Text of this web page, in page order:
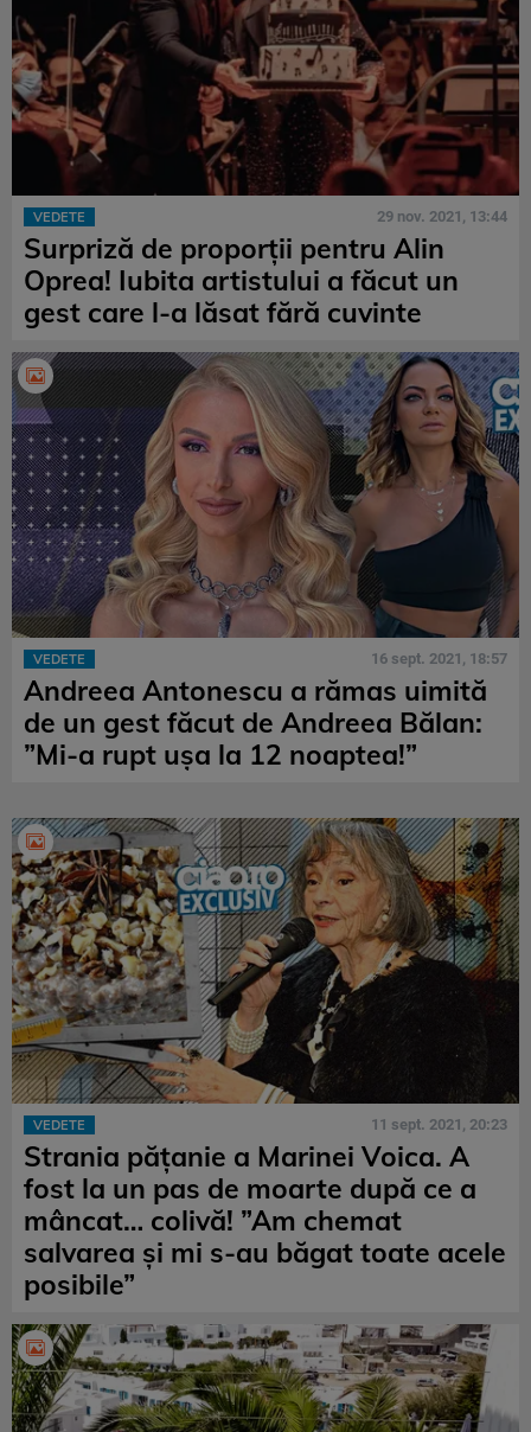
VEDETE 29 nov. 2021, 13:44
Surpriză de proporții pentru Alin
Oprea! Iubita artistului a făcut un
gest care l-a lăsat fără cuvinte
VEDETE 16 sept. 2021, 18:57
Andreea Antonescu a rămas uimită
de un gest făcut de Andreea Bălan:
”Mi-a rupt ușa la 12 noaptea!”
VEDETE 11 sept. 2021, 20:23
Strania pățanie a Marinei Voica. A
fost la un pas de moarte după ce a
mâncat… colivă! ”Am chemat
salvarea și mi s-au băgat toate acele
posibile”